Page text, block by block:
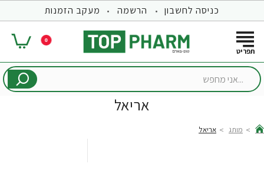
כניסה לחשבון הרשמה מעקב הזמנות
0
...אני
אריאל
מותג אריאל